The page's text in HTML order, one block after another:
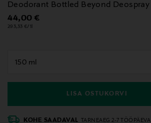
Deodorant Bottled Beyond Deospray
Original Price
44,00 €
293,33 €/1l
LISA OSTUKORVI
KOHE SAADAVAL TARNEAEG 2-7 TÖÖPÄEVA